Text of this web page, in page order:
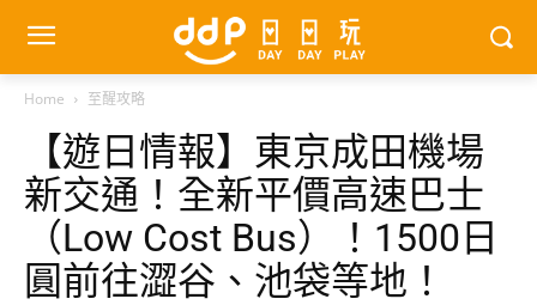
Home 至醒攻略
【遊日情報】東京成田機場
新交通！全新平價高速巴士
（Low Cost Bus）！1500日
圓前往澀谷、池袋等地！